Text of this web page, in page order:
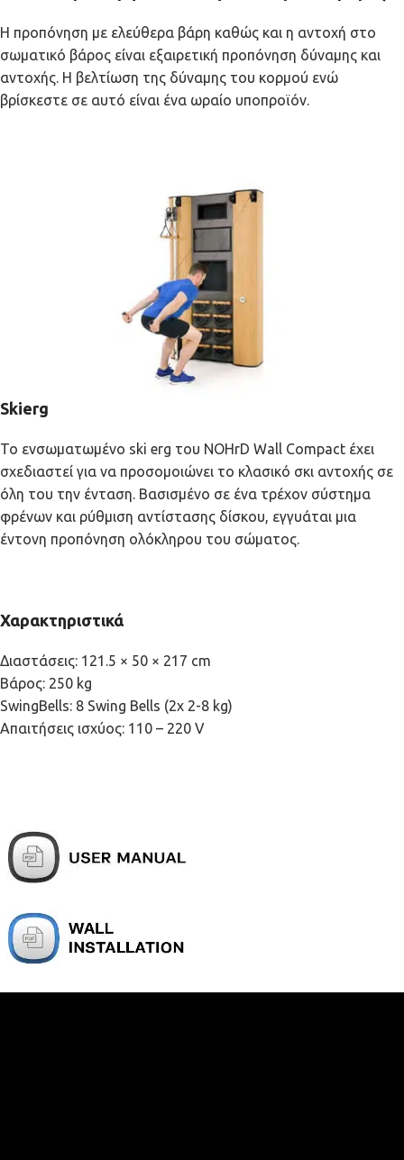
Η προπόνηση με ελεύθερα βάρη καθώς και η αντοχή στο
σωματικό βάρος είναι εξαιρετική προπόνηση δύναμης και
αντοχής. Η βελτίωση της δύναμης του κορμού ενώ
βρίσκεστε σε αυτό είναι ένα ωραίο υποπροϊόν.
Skierg
Το ενσωματωμένο ski erg του NOHrD Wall Compact έχει
σχεδιαστεί για να προσομοιώνει το κλασικό σκι αντοχής σε
όλη του την ένταση. Βασισμένο σε ένα τρέχον σύστημα
φρένων και ρύθμιση αντίστασης δίσκου, εγγυάται μια
έντονη προπόνηση ολόκληρου του σώματος.
Χαρακτηριστικά
Διαστάσεις: 121.5 × 50 × 217 cm
Βάρος: 250 kg
SwingBells: 8 Swing Bells (2x 2-8 kg)
Απαιτήσεις ισχύος: 110 – 220 V